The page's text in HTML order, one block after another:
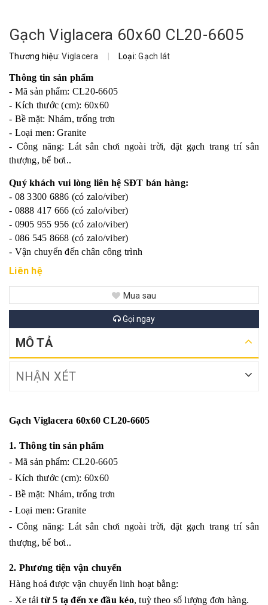
Gạch Viglacera 60x60 CL20-6605
Thương hiệu:Viglacera Loại:Gạch lát
Thông tin sản phẩm
- Mã sản phẩm: CL20-6605
- Kích thước (cm): 60x60
- Bề mặt: Nhám, trống trơn
- Loại men: Granite
- Công năng: Lát sân chơi ngoài trời, đặt gạch trang trí sân
thượng, bể bơi..
Quý khách vui lòng liên hệ SĐT bán hàng:
- 08 3300 6886 (có zalo/viber)
- 0888 417 666 (có zalo/viber)
- 0905 955 956 (có zalo/viber)
- 086 545 8668 (có zalo/viber)
- Vận chuyển đến chân công trình
Liên hệ
Mua sau
Gọi ngay
MÔ TẢ
NHẬN XÉT
Gạch Viglacera 60x60 CL20-6605
1. Thông tin sản phẩm
- Mã sản phẩm: CL20-6605
- Kích thước (cm): 60x60
- Bề mặt: Nhám, trống trơn
- Loại men: Granite
- Công năng: Lát sân chơi ngoài trời, đặt gạch trang trí sân
thượng, bể bơi..
2. Phương tiện vận chuyển
Hàng hoá được vận chuyển linh hoạt bằng:
- Xe tảitừ 5 tạ đến xe đầu kéo, tuỳ theo số lượng đơn hàng.